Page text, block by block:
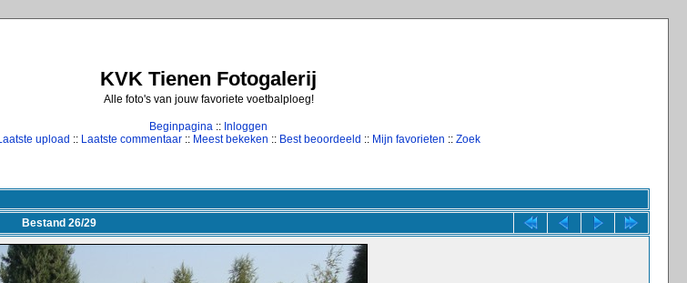
KVK Tienen Fotogalerij
Alle foto's van jouw favoriete voetbalploeg!
Beginpagina :: Inloggen
upload :: Laatste commentaar:: Meest bekeken :: Best beoordeeld :: Mijn favorieten :: Zoek
Bestand 26/29